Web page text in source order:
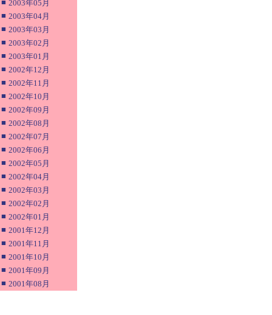
■ 2003年05月
■ 2003年04月
■ 2003年03月
■ 2003年02月
■ 2003年01月
■ 2002年12月
■ 2002年11月
■ 2002年10月
■ 2002年09月
■ 2002年08月
■ 2002年07月
■ 2002年06月
■ 2002年05月
■ 2002年04月
■ 2002年03月
■ 2002年02月
■ 2002年01月
■ 2001年12月
■ 2001年11月
■ 2001年10月
■ 2001年09月
■ 2001年08月